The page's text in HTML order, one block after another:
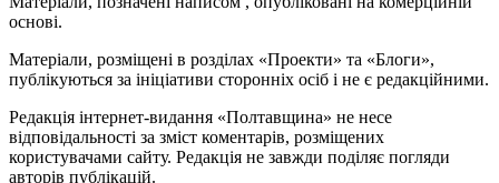
основі.
Матеріали, розміщені в розділах «Проекти» та «Блоги»,
публікуються за ініціативи сторонніх осіб і не є редакційними.
Редакція інтернет-видання «Полтавщина» не несе
відповідальності за зміст коментарів, розміщених
користувачами сайту. Редакція не завжди поділяє погляди
авторів публікацій.